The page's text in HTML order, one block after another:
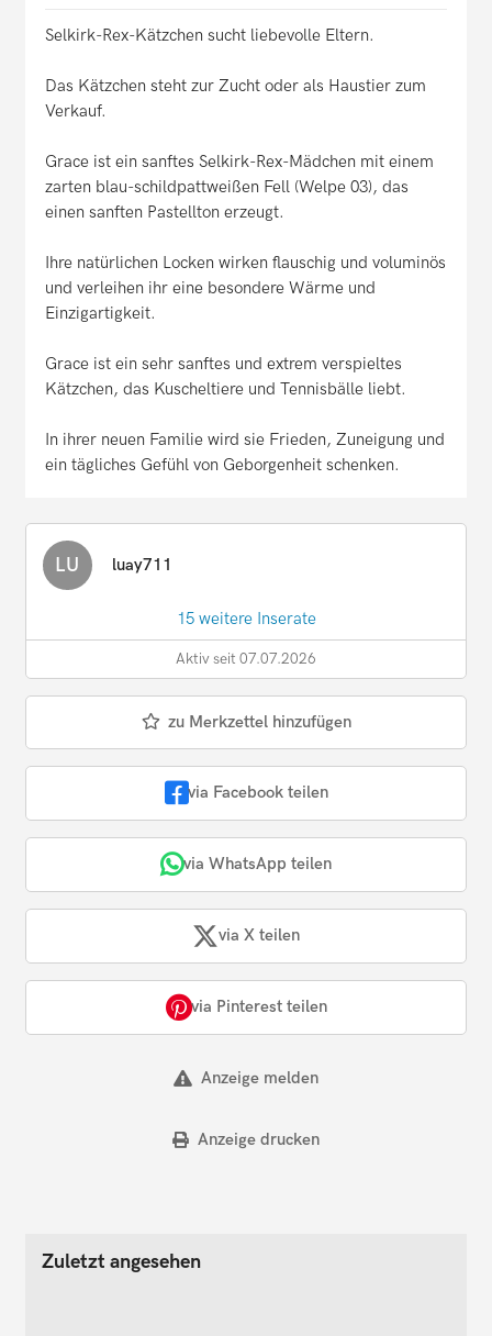
Selkirk-Rex-Kätzchen sucht liebevolle Eltern.
Das Kätzchen steht zur Zucht oder als Haustier zum
Verkauf.
Grace ist ein sanftes Selkirk-Rex-Mädchen mit einem
zarten blau-schildpattweißen Fell (Welpe 03), das
einen sanften Pastellton erzeugt.
Ihre natürlichen Locken wirken flauschig und voluminös
und verleihen ihr eine besondere Wärme und
Einzigartigkeit.
Grace ist ein sehr sanftes und extrem verspieltes
Kätzchen, das Kuscheltiere und Tennisbälle liebt.
In ihrer neuen Familie wird sie Frieden, Zuneigung und
ein tägliches Gefühl von Geborgenheit schenken.
LU luay711
15 weitere Inserate
Aktiv seit 07.07.2026
zu Merkzettel hinzufügen
via Facebook teilen
via WhatsApp teilen
via X teilen
via Pinterest teilen
Anzeige melden
Anzeige drucken
Zuletzt angesehen